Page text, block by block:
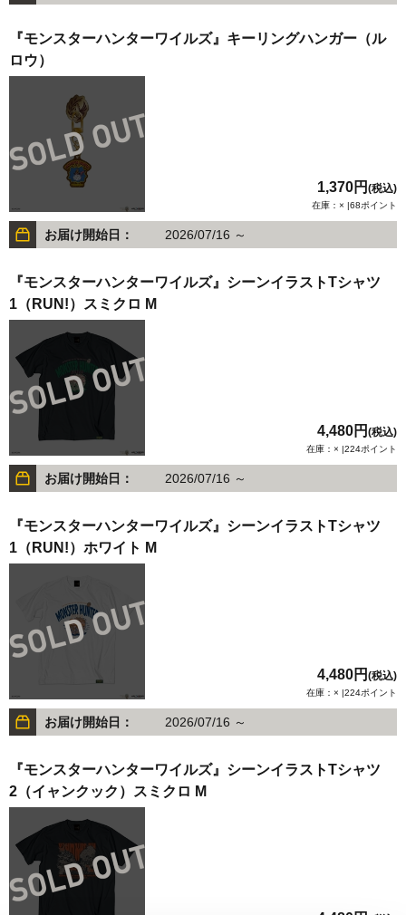
『モンスターハンターワイルズ』キーリングハンガー（ル
ロウ）
1,370円 (税込)
在庫：× |68ポイント
お届け開始日： 2026/07/16 ～
『モンスターハンターワイルズ』シーンイラストTシャツ
1（RUN!）スミクロ M
4,480円 (税込)
在庫：× |224ポイント
お届け開始日： 2026/07/16 ～
『モンスターハンターワイルズ』シーンイラストTシャツ
1（RUN!）ホワイト M
4,480円 (税込)
在庫：× |224ポイント
お届け開始日： 2026/07/16 ～
『モンスターハンターワイルズ』シーンイラストTシャツ
2（イャンクック）スミクロ M